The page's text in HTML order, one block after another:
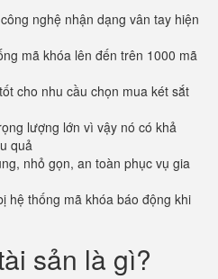
nghệ nhận dạng vân tay hiện
mã khóa lên đến trên 1000 mã
cho nhu cầu chọn mua két sắt
lượng lớn vì vậy nó có khả
quả
nhỏ gọn, an toàn phục vụ gia
hệ thống mã khóa báo động khi
sản là gì?